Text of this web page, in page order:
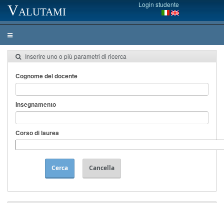
Valutami Login studente
Inserire uno o più parametri di ricerca
Cognome del docente
Insegnamento
Corso di laurea
Cerca Cancella